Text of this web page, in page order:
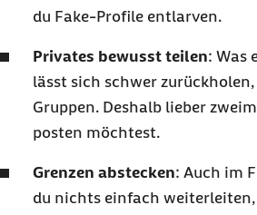
du Fake-Profile entlarven.
Privates bewusst teilen: Was
lässt sich schwer
Gruppen. Deshalb lieber
posten möchtest.
Grenzen abstecken: Auch im
du nichts einfach